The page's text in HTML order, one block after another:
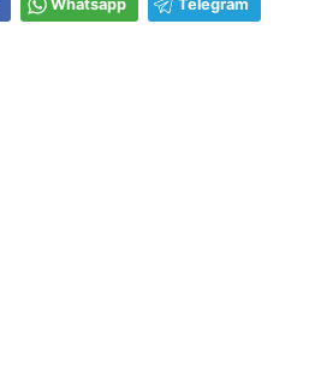
Whatsapp Telegram